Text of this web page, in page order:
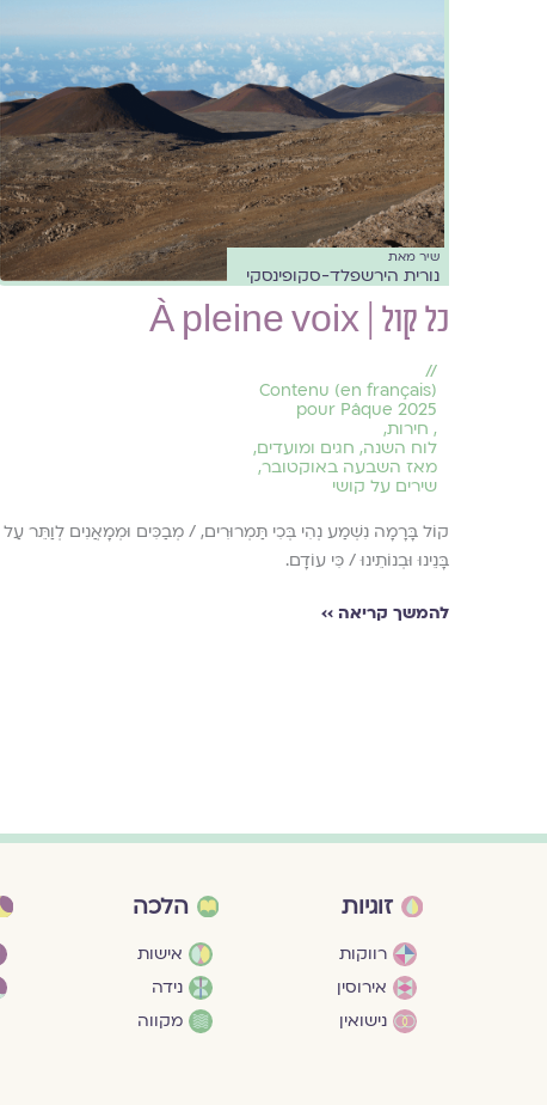
שיר מאת
נורית הירשפלד-סקופינסקי
כל קול | À pleine voix
//
(en français) Contenu
pour Pâque 2025
, חירות,
לוח השנה, חגים ומועדים,
מאז השבעה באוקטובר,
שירים על קושי
קוֹל בָּרָמָה נִשְׁמַע נְהִי בְּכִי תַּמְרוּרִים, / מְבַכִּים וּמְמָאֲנִים לְוַתֵּר עַל
בָּנֵינוּ וּבְנוֹתֵינוּ / כִּי עוֹדָם.
להמשך קריאה ››
זוגיות
רווקות
אירוסין
נישואין
הלכה
אישות
נידה
מקווה